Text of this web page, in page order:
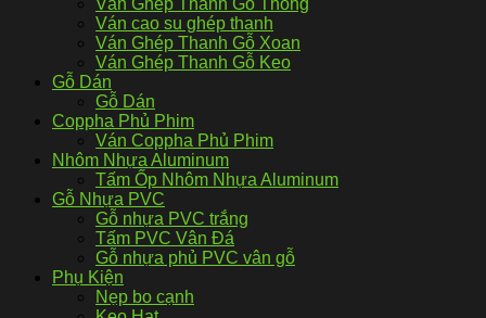
Ván Ghép Thanh Gỗ Thông
Ván cao su ghép thanh
Ván Ghép Thanh Gỗ Xoan
Ván Ghép Thanh Gỗ Keo
Gỗ Dán
Gỗ Dán
Coppha Phủ Phim
Ván Coppha Phủ Phim
Nhôm Nhựa Aluminum
Tấm Ốp Nhôm Nhựa Aluminum
Gỗ Nhựa PVC
Gỗ nhựa PVC trắng
Tấm PVC Vân Đá
Gỗ nhựa phủ PVC vân gỗ
Phụ Kiện
Nẹp bo cạnh